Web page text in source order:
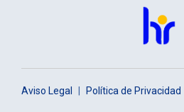
Aviso Legal Política de Privacidad